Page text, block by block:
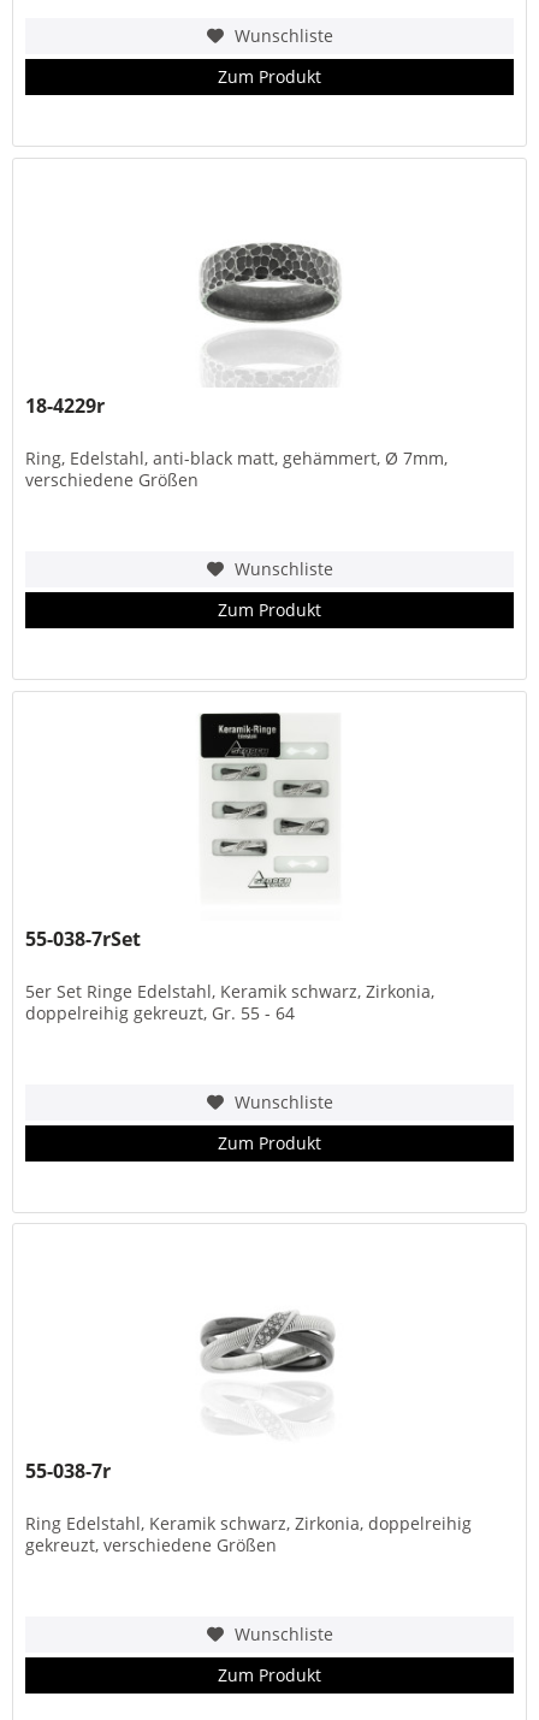
Wunschliste
Zum Produkt
18-4229r
Ring, Edelstahl, anti-black matt, gehämmert, Ø 7mm,
verschiedene Größen
Wunschliste
Zum Produkt
55-038-7rSet
5er Set Ringe Edelstahl, Keramik schwarz, Zirkonia,
doppelreihig gekreuzt, Gr. 55 - 64
Wunschliste
Zum Produkt
55-038-7r
Ring Edelstahl, Keramik schwarz, Zirkonia, doppelreihig
gekreuzt, verschiedene Größen
Wunschliste
Zum Produkt